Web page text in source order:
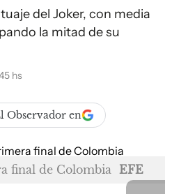
del Joker, con media
la mitad de su
hs
Observador en
final de Colombia EFE